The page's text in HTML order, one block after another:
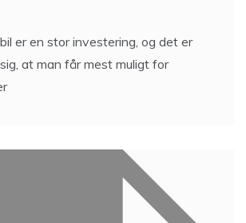
er en stor investering, og det er
at man får mest muligt for